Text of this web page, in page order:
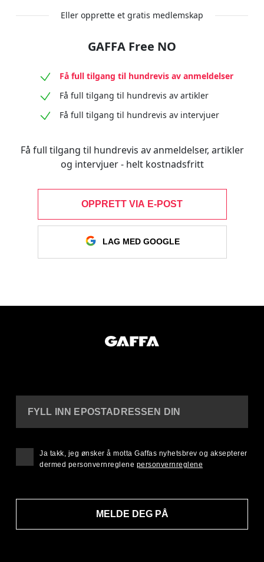
Eller opprette et gratis medlemskap
GAFFA Free NO
Få full tilgang til hundrevis av anmeldelser
Få full tilgang til hundrevis av artikler
Få full tilgang til hundrevis av intervjuer
Få full tilgang til hundrevis av anmeldelser, artikler
og intervjuer - helt kostnadsfritt
OPPRETT VIA E-POST
LAG MED GOOGLE
FYLL INN EPOSTADRESSEN DIN
MELDE DEG PÅ
Ja takk, jeg ønsker å motta Gaffas nyhetsbrev og aksepterer
dermed personvernreglene personvernreglene